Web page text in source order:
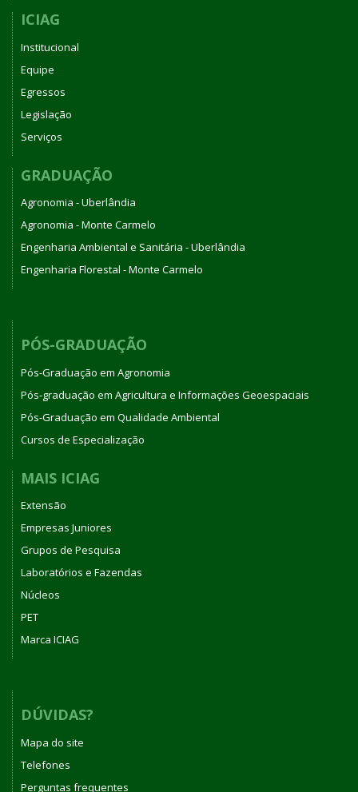
ICIAG
Institucional
Equipe
Egressos
Legislação
Serviços
GRADUAÇÃO
Agronomia - Uberlândia
Agronomia - Monte Carmelo
Engenharia Ambiental e Sanitária - Uberlândia
Engenharia Florestal - Monte Carmelo
PÓS-GRADUAÇÃO
Pós-Graduação em Agronomia
Pós-graduação em Agricultura e Informações Geoespaciais
Pós-Graduação em Qualidade Ambiental
Cursos de Especialização
MAIS ICIAG
Extensão
Empresas Juniores
Grupos de Pesquisa
Laboratórios e Fazendas
Núcleos
PET
Marca ICIAG
DÚVIDAS?
Mapa do site
Telefones
Perguntas frequentes